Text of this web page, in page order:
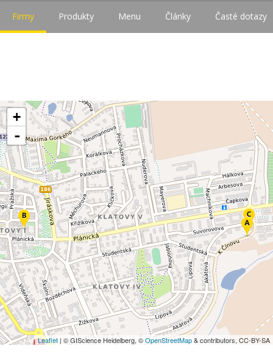
Firmy Produkty Menu Články Časté dotazy
+
-
Leaflet | © GIScience Heidelberg, ©OpenStreetMap& contributors, CC-BY-SA